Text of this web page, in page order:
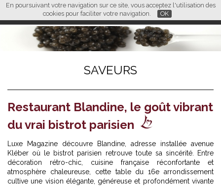
En poursuivant votre navigation sur ce site, vous acceptez l'utilisation des
cookies pour faciliter votre navigation.
OK
FR EN CN
L M
SAVEURS
Restaurant Blandine, le goût vibrant
du vrai bistrot parisien
Luxe Magazine découvre Blandine, adresse installée avenue
Kléber où le bistrot parisien retrouve toute sa sincérité. Entre
décoration rétro-chic, cuisine française réconfortante et
atmosphère chaleureuse, cette table du 16e arrondissement
cultive une vision élégante, généreuse et profondément vivante